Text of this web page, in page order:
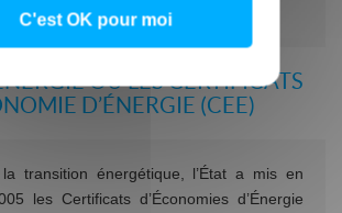
OU LES CERTIFICATS
D’ÉNERGIE (CEE)
transition énergétique, l’État a mis en
les Certificats d’Économies d’Énergie
C'est OK pour moi